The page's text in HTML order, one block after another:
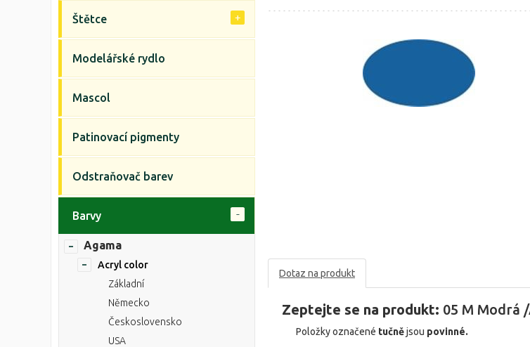
Dotaz na produkt
Zeptejte se na produkt: 05 M Modrá
Položky označené tučnějsou povinné.
Štětce
Modelářské rydlo
Mascol
Patinovací pigmenty
Odstraňovač barev
Barvy
Agama
Acryl color
Základní
Německo
Československo
USA